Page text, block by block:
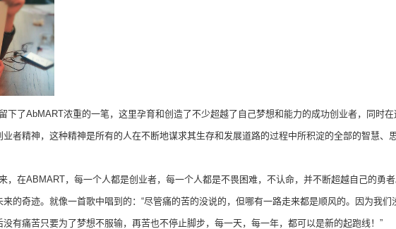
下了AbMART浓重的一笔，这里孕育和创造了不少超越了自己梦想和能力的成功创业者，同时
者精神，这种精神是所有的人在不断地谋求其生存和发展道路的过程中所积淀的全部的智慧、
，在ABMART，每一个人都是创业者，每一个人都是不畏困难，不认命，并不断超越自己的勇
的奇迹。就像一首歌中唱到的：“尽管痛的苦的没说的，但哪有一路走来都是顺风的。因为我
有痛苦只要为了梦想不服输，再苦也不停止脚步，每一天，每一年，都可以是新的起跑线！”